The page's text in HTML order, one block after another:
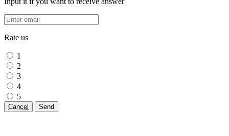
Rate us
1
2
3
4
5
Cancel Send